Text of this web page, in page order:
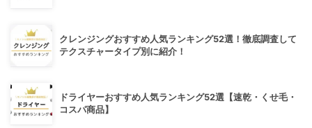
クレンジングおすすめ人気ランキング52選！徹底調査して
テクスチャータイプ別に紹介！
ドライヤーおすすめ人気ランキング52選【速乾・くせ毛・
コスパ商品】